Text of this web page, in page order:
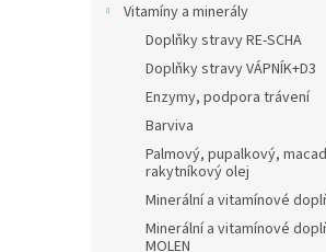
Vitamíny a minerály
Doplňky stravy RE-SCHA
Doplňky stravy VÁPNÍK+D3
Enzymy, podpora trávení
Barviva
Palmový, pupalkový,
rakytníkový olej
Minerální a vitamínové
Minerální a vitamínové
MOLEN